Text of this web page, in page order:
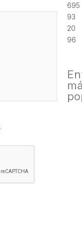
.
695
93
20
96